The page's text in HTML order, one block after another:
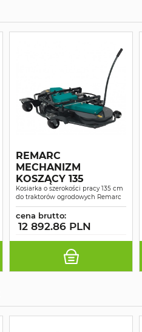
REMARC
MECHANIZM
KOSZĄCY 135
Kosiarka o szerokości pracy 135 cm
do traktorów ogrodowych Remarc
cena brutto:
12 892.86 PLN